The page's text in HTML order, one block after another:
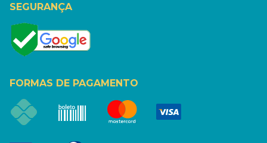
SEGURANÇA
FORMAS DE PAGAMENTO